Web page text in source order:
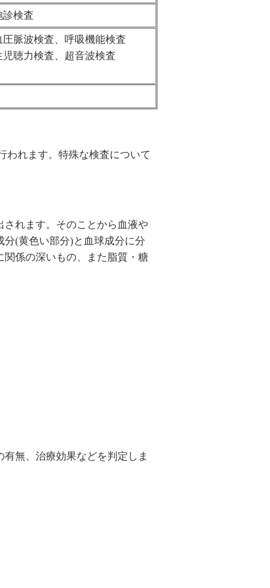
診検査
脈波検査、呼吸機能検査
聴力検査、超音波検査
われます。特殊な検査について
れます。そのことから血液や
(黄色い部分)と血球成分に分
係の深いもの、また脂質・糖
無、治療効果などを判定しま